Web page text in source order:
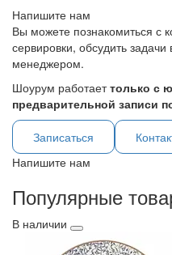
Напишите нам
Вы можете познакомиться с
сервировки, обсудить
менеджером.
Шоурум работаеттолько с
предварительной записи
Записаться
Напишите нам
Популярные
В наличии